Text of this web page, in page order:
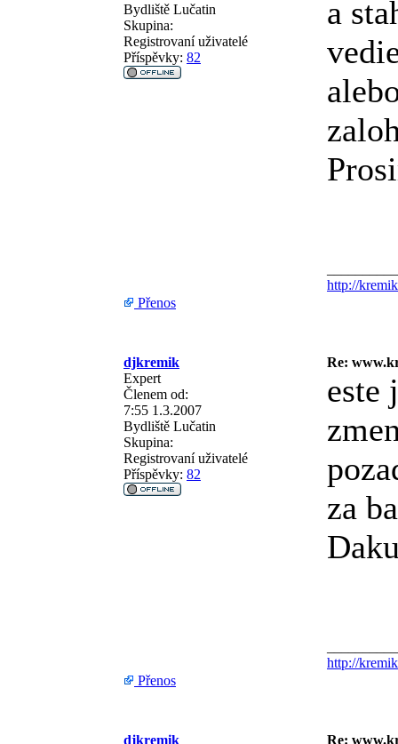
Bydliště Lučatin
Skupina:
Registrovaní uživatelé
Příspěvky: 82
a
http://
Přenos
djkremik
Re:
Expert
Členem od:
7:55 1.3.2007
Bydliště Lučatin
Skupina:
Registrovaní uživatelé
Příspěvky: 82
este
za
http://
Přenos
djkremik
Re: